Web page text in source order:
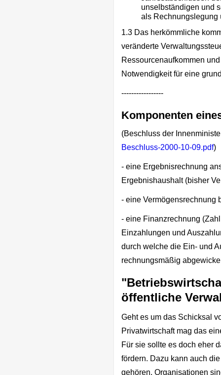
unselbständigen und
als Rechnungslegung
1.3 Das herkömmliche
veränderte
Ressourcenaufkommen
Notwendigkeit für eine
-----------------
Komponenten
(Beschluss der
Beschluss-2000-10-09.pdf)
- eine Ergebnisrechnung
Ergebnishaushalt (bisher
- eine Vermögensrechnung
- eine Finanzrechnung
Einzahlungen und
durch welche die Ein- und
rechnungsmäßig
öffentliche
Geht es um das Schicksal
Privatwirtschaft mag das
Für sie sollte es doch eher
fördern. Dazu kann auch
gehören. Organisationen